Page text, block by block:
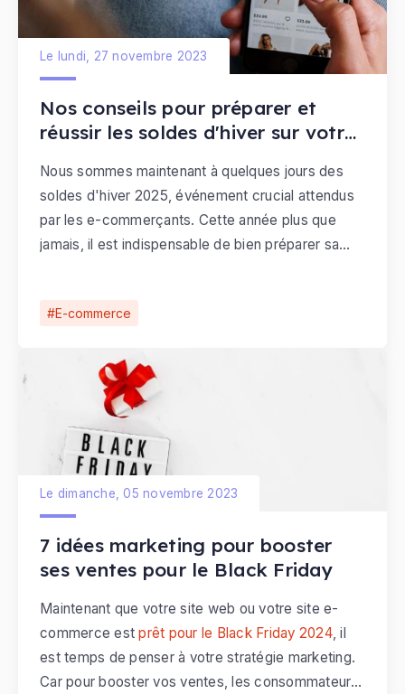
E-commerce
Nos conseils pour préparer et
réussir les soldes d'hiver sur votre
Le lundi, 27 novembre 2023
Nous sommes maintenant à quelques jours des
soldes d'hiver 2025, événement crucial attendus
par les e-commerçants. Cette année plus que
jamais, il est indispensable de bien préparer sa
7 idées marketing pour booster
ses ventes pour le Black Friday
Le dimanche, 05 novembre 2023
Maintenant que votre site web ou votre site e-
commerce estprêt pour le Black Friday 2024, il
est temps de penser à votre stratégie marketing.
Car pour booster vos ventes, les consommateurs